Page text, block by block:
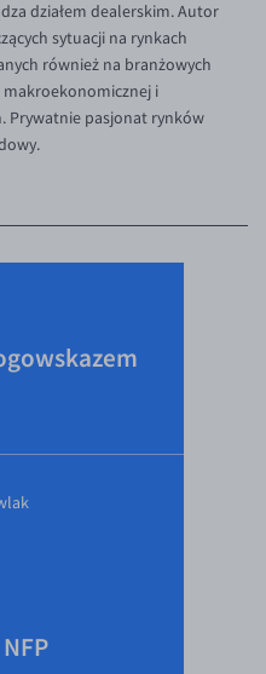
działem dealerskim. Autor
sytuacji na rynkach
również na branżowych
makroekonomicznej i
Prywatnie pasjonat rynków